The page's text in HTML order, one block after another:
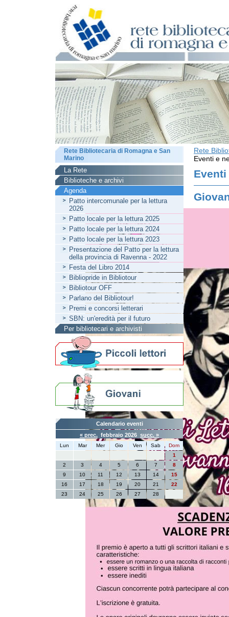
Rete
Eventi e
Eventi
Rete Bibliotecaria di Romagna e San
Marino
La Rete
Biblioteche e archivi
Agenda
Patto intercomunale per la lettura
2026
Patto locale per la lettura 2025
Patto locale per la lettura 2024
Patto locale per la lettura 2023
Presentazione del Patto per la lettura
della provincia di Ravenna - 2022
Festa del Libro 2014
Bibliopride in Bibliotour
Bibliotour OFF
Parlano del Bibliotour!
Premi e concorsi letterari
SBN: un'eredità per il futuro
Per bibliotecari e archivisti
Calendario eventi
« prec. febbraio 2026 succ. »
Lun Mar Mer Gio Ven Sab
Dom
1
2
3 4 5 6 7
8
9
10 11 12 13 14
15
16
17 18 19 20 21
22
23
24 25 26 27 28